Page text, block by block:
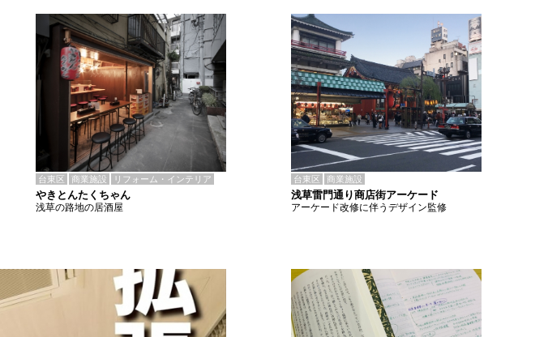
台東区 商業施設 リフォーム・インテリア
やきとんたくちゃん
浅草の路地の居酒屋
台東区 商業施設
浅草雷門通り商店街アーケード
アーケード改修に伴うデザイン監修